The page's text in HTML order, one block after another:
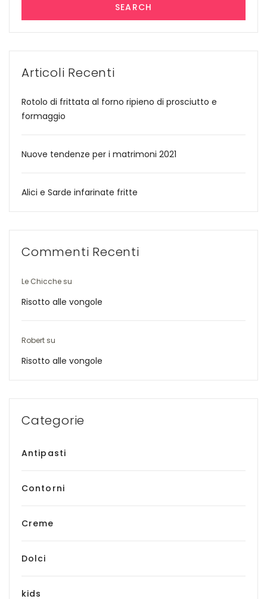
SEARCH
Articoli Recenti
Rotolo di frittata al forno ripieno di prosciutto e
formaggio
Nuove tendenze per i matrimoni 2021
Alici e Sarde infarinate fritte
Commenti Recenti
Le Chicche su
Risotto alle vongole
Robert su
Risotto alle vongole
Categorie
Antipasti
Contorni
Creme
Dolci
kids